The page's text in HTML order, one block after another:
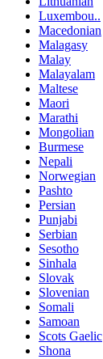
Luxembou..
Macedonian
Malagasy
Malay
Malayalam
Maltese
Maori
Marathi
Mongolian
Burmese
Nepali
Norwegian
Pashto
Persian
Punjabi
Serbian
Sesotho
Sinhala
Slovak
Slovenian
Somali
Samoan
Scots Gaelic
Shona